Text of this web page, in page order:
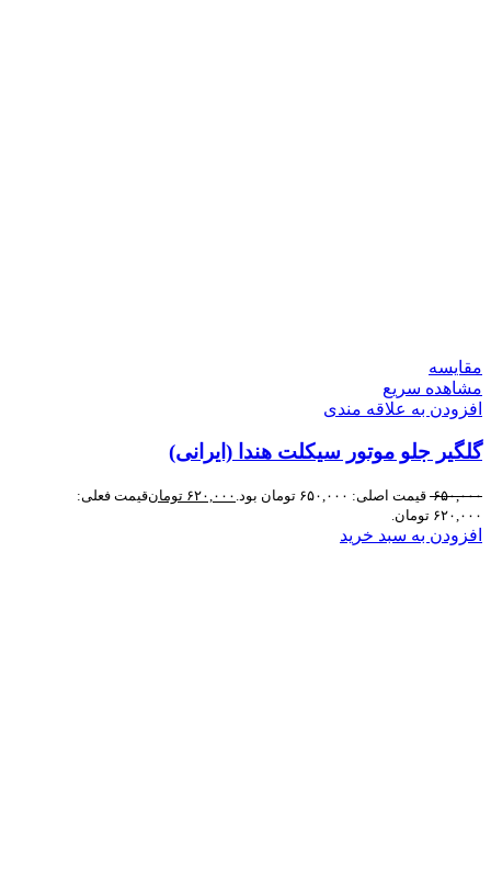
مقایسه
مشاهده سریع
افزودن به علاقه مندی
گلگیر جلو موتور سیکلت هندا (ایرانی)
۶۵۰,۰۰۰ قیمت اصلی: ۶۵۰,۰۰۰ تومان بود. ۶۲۰,۰۰۰ تومانقیمت فعلی:
۶۲۰,۰۰۰ تومان.
افزودن به سبد خرید